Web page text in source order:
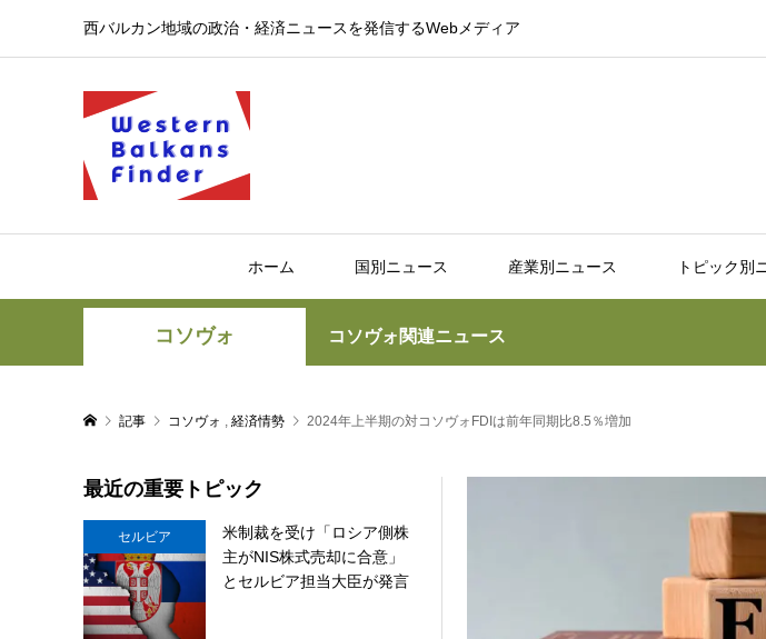
西バルカン地域の政治・経済ニュースを発信するWebメディア
ホーム 国別ニュース 産業別ニュース トピック別
コソヴォ コソヴォ関連ニュース
記事 コソヴォ 経済情勢 2024年上半期の対コソヴォFDIは前年同期比8.5％増加
最近の重要トピック
セルビア
米制裁を受け「ロシア側株
主がNIS株式売却に合意」
とセルビア担当大臣が発言